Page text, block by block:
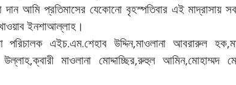
দান আমি প্রতিমাসের যেকোনো বৃহস্পতিবার এই মাদ্রাসায়
ইনশাআল্লাহ ।
পরিচালক এইচ.এম.শেহাব উদ্দিন,মাওলানা আবরারুল হক,
উল্লাহ,ক্বারী মাওলানা মোদ্দাচ্ছির,রুহুল আমিন,মোহাম্মদ